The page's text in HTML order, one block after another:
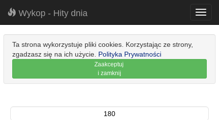
Wykop - Hity dnia
Ta strona wykorzystuje pliki cookies. Korzystając ze strony,
zgadzasz się na ich użycie. Polityka Prywatności
Zaakceptuj
i zamknij
180